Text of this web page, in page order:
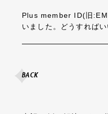
Plus member ID(旧
いました。どうすればい
BACK